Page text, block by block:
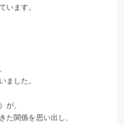
います。
ました。
が、
た関係を思い出し、